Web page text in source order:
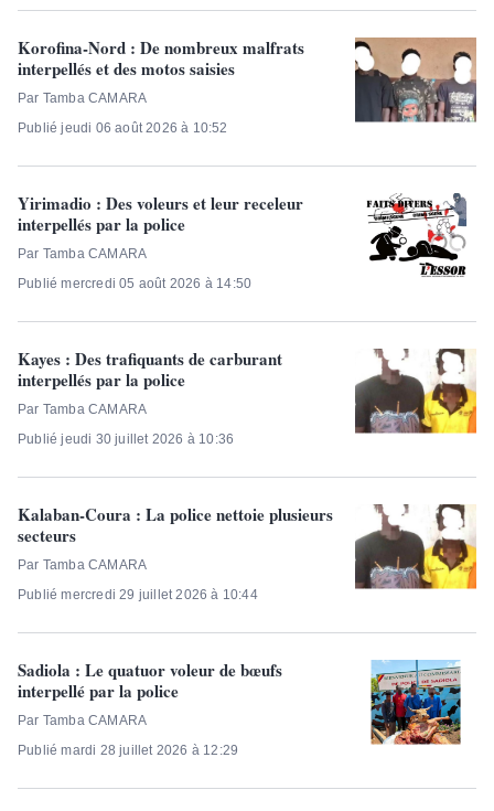
Korofina-Nord : De nombreux malfrats
interpellés et des motos saisies
Par Tamba CAMARA
Publié jeudi 06 août 2026 à 10:52
Yirimadio : Des voleurs et leur receleur
interpellés par la police
Par Tamba CAMARA
Publié mercredi 05 août 2026 à 14:50
Kayes : Des trafiquants de carburant
interpellés par la police
Par Tamba CAMARA
Publié jeudi 30 juillet 2026 à 10:36
Kalaban-Coura : La police nettoie plusieurs
secteurs
Par Tamba CAMARA
Publié mercredi 29 juillet 2026 à 10:44
Sadiola : Le quatuor voleur de bœufs
interpellé par la police
Par Tamba CAMARA
Publié mardi 28 juillet 2026 à 12:29